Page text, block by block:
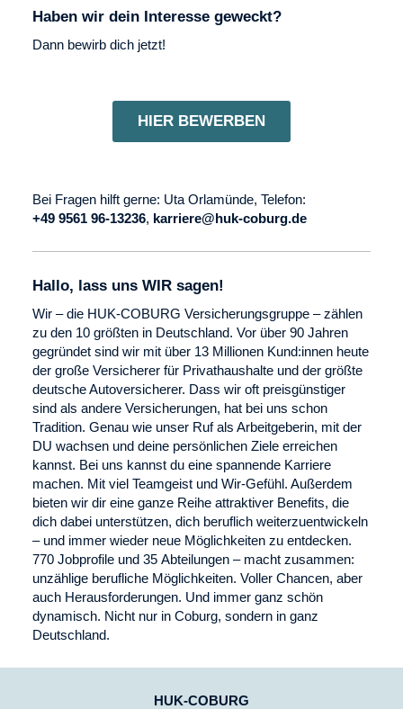
Haben wir dein Interesse geweckt?
Dann bewirb dich jetzt!
HIER BEWERBEN
Bei Fragen hilft gerne: Uta Orlamünde, Telefon:
+49 9561 96-13236, karriere@huk-coburg.de
Hallo, lass uns WIR sagen!
Wir – die HUK-COBURG Versicherungs­gruppe – zählen
zu den 10 größten in Deutschland. Vor über 90 Jahren
gegründet sind wir mit über 13 Millionen Kund:innen heute
der große Versicherer für Privathaushalte und der größte
deutsche Auto­versicherer. Dass wir oft preis­günstiger
sind als andere Versicherungen, hat bei uns schon
Tradition. Genau wie unser Ruf als Arbeit­geberin, mit der
DU wachsen und deine persönlichen Ziele erreichen
kannst. Bei uns kannst du eine spannende Karriere
machen. Mit viel Teamgeist und Wir-Gefühl. Außerdem
bieten wir dir eine ganze Reihe attraktiver Benefits, die
dich dabei unter­stützen, dich beruflich weiter­zuent­wickeln
– und immer wieder neue Möglichkeiten zu entdecken.
770 Job­profile und 35 Abtei­lungen – macht zusammen:
unzählige berufliche Möglichkeiten. Voller Chancen, aber
auch Heraus­forderungen. Und immer ganz schön
dynamisch. Nicht nur in Coburg, sondern in ganz
Deutschland.
HUK-COBURG